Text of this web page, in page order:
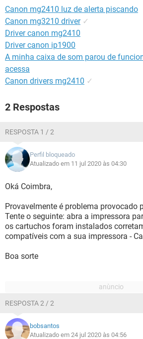
Canon mg2410 luz de alerta piscando
Canon mg3210 driver ✓
Driver canon mg2410
Driver canon ip1900
A minha caixa de som parou de
acessa
Canon drivers mg2410 ✓
2 Respostas
RESPOSTA 1 / 2
Perfil bloqueado
Atualizado em 11 jul 2020 às 04:30
Oká Coimbra,
Provavelmente é problema provocado
Tente o seguinte: abra a impressora
os cartuchos foram instalados
compatíveis com a sua impressora -
Boa sorte
RESPOSTA 2 / 2
bobsantos
Atualizado em 24 jul 2020 às 04:56